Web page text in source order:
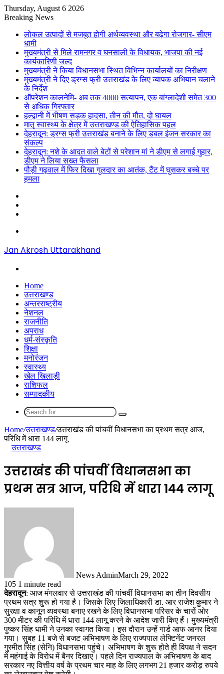
Thursday, August 6 2026
Breaking News
लोकल उत्पादों से मजबूत होगी अर्थव्यवस्था और बढ़ेगा रोजगार- सीएम
धामी
मुख्यमंत्री से मिले रामनगर व घनसाली के विधायक, भाजपा की नई
कार्यकारिणी जल्द
मुख्यमंत्री ने किया विधानसभा स्थित विभिन्न कार्यालयों का निरीक्षण
मुख्यमंत्री ने दिए ड्रग्स फ्री उत्तराखंड के लिए व्यापक अभियान चलाने
के निर्देश
ऑपरेशन कालनेमि- अब तक 4000 सत्यापन, एक बांग्लादेशी समेत 300
से अधिक गिरफ्तार
हल्द्वानी में भीषण सड़क हादसा, तीन की मौत, दो घायल
मातृ स्वास्थ्य के क्षेत्र में उत्तराखण्ड की ऐतिहासिक पहल
देहरादून: ड्रग्स फ्री उत्तराखंड बनाने के लिए डबल इंजन सरकार का
संकल्प
देहरादून: नशे के आदत वाले बेटों से परेशान मां ने डीएम से लगाई गुहार,
डीएम ने लिया सख्त फैसला
पौड़ी गढ़वाल में फिर दिखा गुलदार का आतंक, टैंट में घुसकर बच्चे पर
हमला
Jan Akrosh Uttarakhand
Home
उत्तराखण्ड
अन्तरराष्ट्रीय
नेशनल
राजनीति
अपराध
धर्म-संस्कृति
शिक्षा
मनोरंजन
स्वास्थ्य
खेल खिलाड़ी
राशिफल
सम्पादकीय
Search
Home/उत्तराखण्ड/उत्तराखंड की पांचवीं विधानसभा का प्रथम सत्र आज,
परिधि में धारा 144 लागू
उत्तराखण्ड
उत्तराखंड की पांचवीं विधानसभा का
प्रथम सत्र आज, परिधि में धारा 144 लागू
News AdminMarch 29, 2022
105 1 minute read
देहरादून: आज मंगलवार से उत्तराखंड की पांचवीं विधानसभा का तीन दिवसीय
प्रथम सत्र शुरू हो गया है। जिसके लिए जिलाधिकारी डा. आर राजेश कुमार ने
सुरक्षा व कानून व्यवस्था बनाए रखने के लिए विधानसभा परिसर के चारों ओर
300 मीटर की परिधि में धारा 144 लागू करने के आदेश जारी किए हैं। मुख्यमंत्री
पुष्कर सिंह धामी ने उनका स्वागत किया। इस दौरान उन्हें गार्ड आफ आनर दिया
गया। सुबह 11 बजे से बजट अभिभाषण के लिए राज्यपाल लेफ्टिनेंट जनरल
गुरमीत सिंह (सेनि) विधानसभा पहुंचे। अभिभाषण के शुरू होते ही विपक्ष ने सदन
में महंगाई के विरोध में बैनर दिखाए। पहले दिन राज्यपाल के अभिभाषण के बाद
सरकार नए वित्तीय वर्ष के प्रथम चार माह के लिए लगभग 21 हजार करोड़ रुपये